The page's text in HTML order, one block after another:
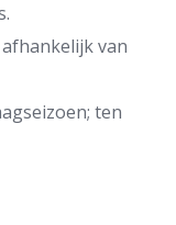
van
ten